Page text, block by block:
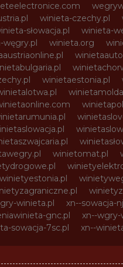
winieta-czechy.pl
słowacja.pl
winieta-
węgry.pl
winieta.org
winietaestonia.pl
winietomat.pl
winietyestonia.pl
winieta.pl
xn--sowacja-
gnc.pl
xn--wgry-
sowacja-7sc.pl
xn--